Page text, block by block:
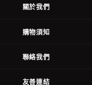
關於我們
購物須知
聯絡我們
友善連結